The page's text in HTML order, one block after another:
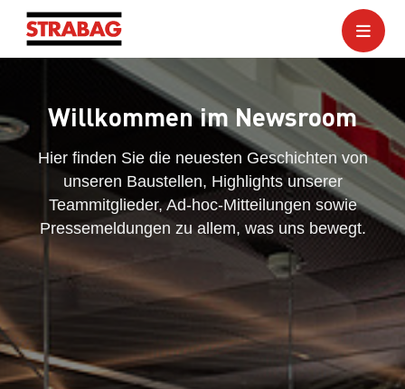
Willkommen im Newsroom
Hier finden Sie die neuesten Geschichten von
unseren Baustellen, Highlights unserer
Teammitglieder, Ad-hoc-Mitteilungen sowie
Pressemeldungen zu allem, was uns bewegt.